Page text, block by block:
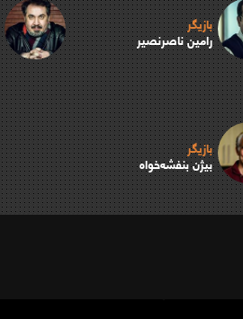
بازیگر
رامین ناصرنصیر
بازیگر
بیژن بنفشه‌خواه